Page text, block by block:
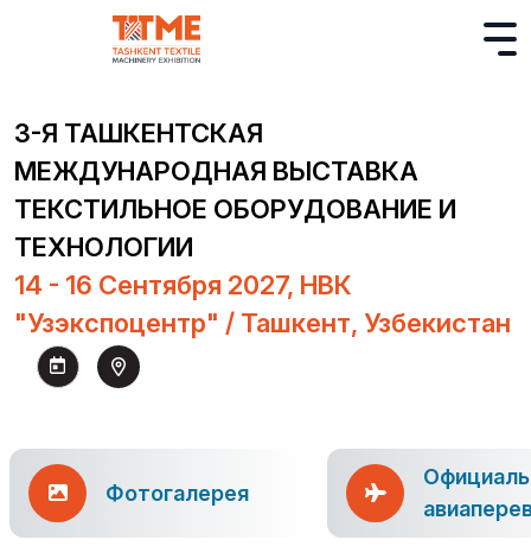
3-Я ТАШКЕНТСКАЯ
МЕЖДУНАРОДНАЯ ВЫСТАВКА
ТЕКСТИЛЬНОЕ ОБОРУДОВАНИЕ И
ТЕХНОЛОГИИ
14 - 16 Сентября 2027, НВК
"Узэкспоцентр" / Ташкент, Узбекистан
Фотогалерея